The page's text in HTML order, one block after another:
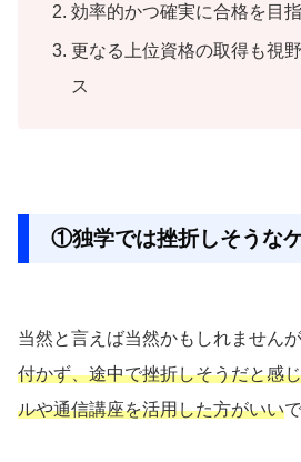
効率的かつ確実に合格を目
更なる上位資格の取得も視
ス
①独学では挫折しそうな
当然と言えば当然かもしれませんが
付かず、途中で挫折しそうだと感
ルや通信講座を活用した方がいい